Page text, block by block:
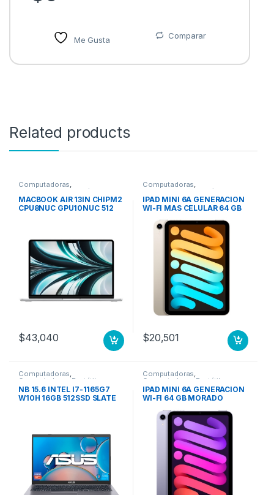
Me Gusta Comparar
Related products
Computadoras,
Computadoras Portátiles
MACBOOK AIR 13IN CHIPM2
CPU8NUC GPU10NUC 512
$43,040
Computadoras,
Computadoras Portátiles
IPAD MINI 6A GENERACION
WI-FI MAS CELULAR 64 GB
$20,501
Computadoras,
Computadoras Portátiles
NB 15.6 INTEL I7-1165G7
W10H 16GB 512SSD SLATE
Computadoras,
Computadoras Portátiles
IPAD MINI 6A GENERACION
WI-FI 64 GB MORADO